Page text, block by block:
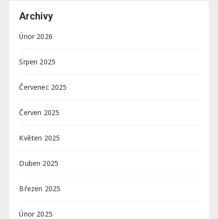
Archivy
Únor 2026
Srpen 2025
Červenec 2025
Červen 2025
Květen 2025
Duben 2025
Březen 2025
Únor 2025